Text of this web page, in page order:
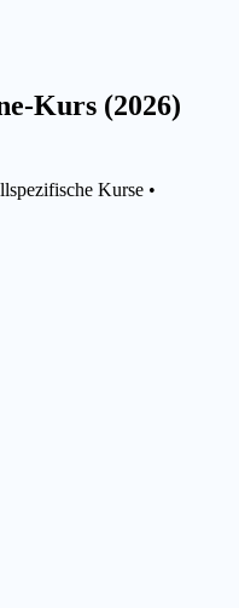
Kurs (2026)
Kurse •